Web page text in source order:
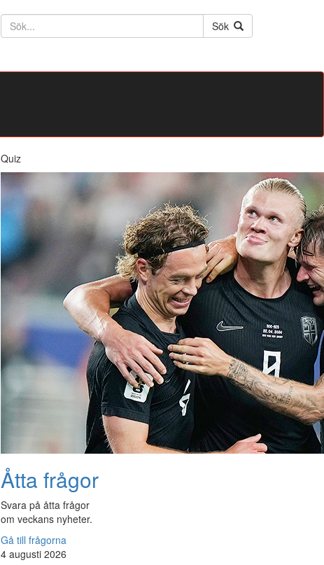
Söktext
Sök
Quiz
Åtta frågor
Svara på åtta frågor
om veckans nyheter.
Gå till frågorna
4 augusti 2026